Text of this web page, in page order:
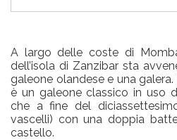
A largo delle coste di
dell’isola di Zanzibar sta
galeone olandese e una
è un galeone classico in uso
che a fine del
vascelli) con una doppia
castello.